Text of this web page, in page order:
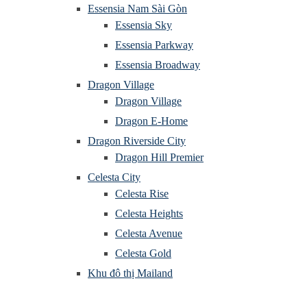
Essensia Nam Sài Gòn
Essensia Sky
Essensia Parkway
Essensia Broadway
Dragon Village
Dragon Village
Dragon E-Home
Dragon Riverside City
Dragon Hill Premier
Celesta City
Celesta Rise
Celesta Heights
Celesta Avenue
Celesta Gold
Khu đô thị Mailand